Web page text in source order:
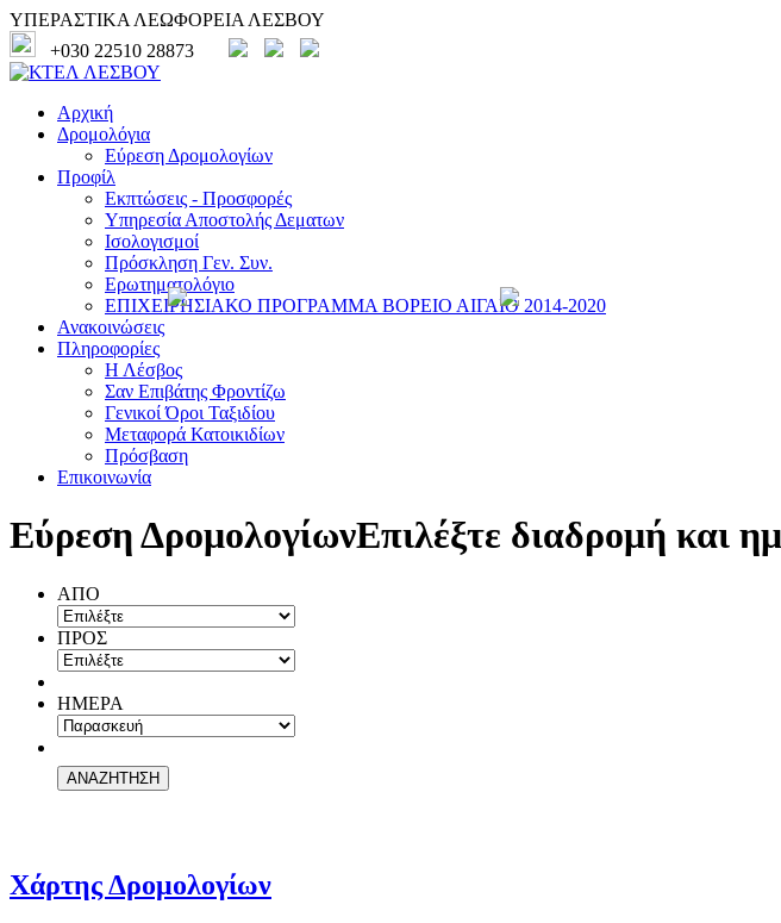
ΥΠΕΡΑΣΤΙΚΑ ΛΕΩΦΟΡΕΙΑ ΛΕΣΒΟΥ
+030 22510 28873
Αρχική
Δρομολόγια
Εύρεση Δρομολογίων
Προφίλ
Εκπτώσεις - Προσφορές
Υπηρεσία Αποστολής Δεματων
Ισολογισμοί
Πρόσκληση Γεν. Συν.
Ερωτηματολόγιο
ΕΠΙΧΕΙΡΗΣΙΑΚΟ ΠΡΟΓΡΑΜΜΑ ΒΟΡΕΙΟ ΑΙΓΑΙΟ 2014-2020
Ανακοινώσεις
Πληροφορίες
Η Λέσβος
Σαν Επιβάτης Φροντίζω
Γενικοί Όροι Ταξιδίου
Μεταφορά Κατοικιδίων
Πρόσβαση
Επικοινωνία
Εύρεση ΔρομολογίωνΕπιλέξτε διαδρομή και
ΑΠΟ
ΠΡΟΣ
ΗΜΕΡΑ
Χάρτης Δρομολογίων